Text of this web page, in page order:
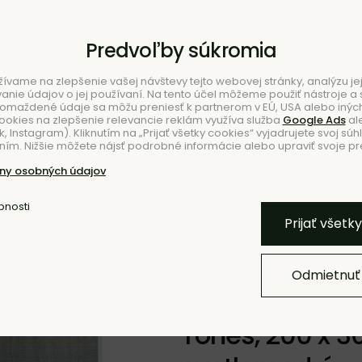
Koberec
Tones, 200 x
Pridať k
Predvoľby súkromia
na zlepšenie vašej návštevy tejto webovej stránky, analýzu
údajov o jej používaní. Na tento účel môžeme použiť nástroje a
údaje sa môžu preniesť k partnerom v EÚ, USA alebo
na zlepšenie relevancie reklám využíva služba Google Ads
Instagram). Kliknutím na „Prijať všetky cookies“ vyjadrujete svoj
Nižšie môžete nájsť podrobné informácie alebo upraviť svoje
osobných údajov
Prijať